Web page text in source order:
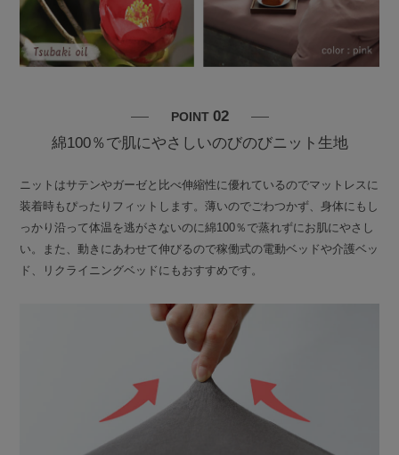
POINT 02
綿100％で肌にやさしいのびのびニット生地
ニットはサテンやガーゼと比べ伸縮性に優れているのでマットレスに
装着時もぴったりフィットします。薄いのでごわつかず、身体にもし
っかり沿って体温を逃がさないのに綿100％で蒸れずにお肌にやさし
い。また、動きにあわせて伸びるので稼働式の電動ベッドや介護ベッ
ド、リクライニングベッドにもおすすめです。